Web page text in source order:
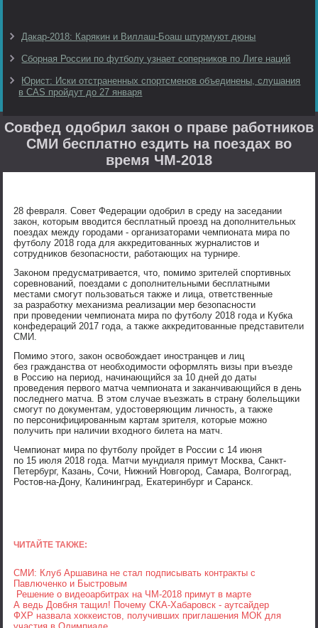
Дакар-2018: Карякин и Виллаш-Боаш штурмуют дюны
Сборная России по футболу узнает соперников по Лиге наций
Юрист: Иски отстраненных спортсменов объединены, слушания
в CAS пройдут до 27 января
Совфед одобрил закон о праве работников
СМИ бесплатно ездить на поездах во
время ЧМ-2018
28 февраля. Совет Федерации одобрил в среду на заседании
закон, которым вводится бесплатный проезд на дополнительных
поездах между городами - организаторами чемпионата мира по
футболу 2018 года для аккредитованных журналистов и
сотрудников безопасности, работающих на турнире.
Законом предусматривается, что, помимо зрителей спортивных
соревнований, поездами с дополнительными бесплатными
местами смогут пользоваться также и лица, ответственные
за разработку механизма реализации мер безопасности
при проведении чемпионата мира по футболу 2018 года и Кубка
конфедераций 2017 года, а также аккредитованные представители
СМИ.
Помимо этого, закон освобождает иностранцев и лиц
без гражданства от необходимости оформлять визы при въезде
в Россию на период, начинающийся за 10 дней до даты
проведения первого матча чемпионата и заканчивающийся в день
последнего матча. В этом случае въезжать в страну болельщики
смогут по документам, удостоверяющим личность, а также
по персонифицированным картам зрителя, которые можно
получить при наличии входного билета на матч.
Чемпионат мира по футболу пройдет в России с 14 июня
по 15 июля 2018 года. Матчи мундиаля примут Москва, Санкт-
Петербург, Казань, Сочи, Нижний Новгород, Самара, Волгоград,
Ростов-на-Дону, Калининград, Екатеринбург и Саранск.
ЧИТАЙТЕ ТАКЖЕ:
СМИ: Клуб Аршавина не стал подписывать контракты с
Павлюченко и Быстровым
Решение о видеоарбитрах на ЧМ-2018 примут в марте
А ведь Довбня тащил! Почему СКА-Хабаровск - аутсайдер
ФХР назвала хоккеистов, получивших приглашения МОК для